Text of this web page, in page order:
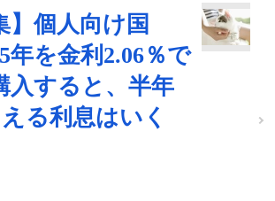
】個人向け国
年を金利2.06％で
入すると、半年
る利息はいく